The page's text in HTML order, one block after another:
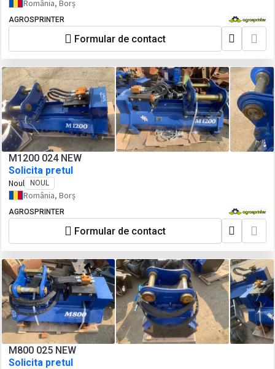
România, Borș
AGROSPRINTER
Formular de contact
M1200 024 NEW
Solicita pretul
Noul NOUL
România, Borș
AGROSPRINTER
Formular de contact
M800 025 NEW
Solicita pretul